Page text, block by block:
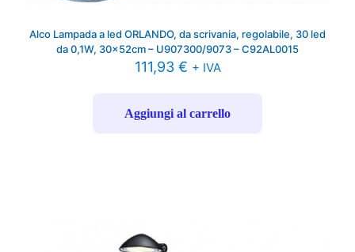
Alco Lampada a led ORLANDO, da scrivania, regolabile, 30 led
da 0,1W, 30x52cm – U907300/9073 – C92AL0015
111,93 € + IVA
Aggiungi al carrello